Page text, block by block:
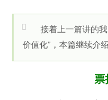
接着上一篇讲的
价值化”，本篇继续